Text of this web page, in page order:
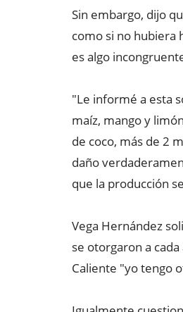
Sin embargo, dijo
como si no hubiera
es algo
"Le informé a esta
maíz, mango y
de coco, más de 2
daño
que la producción
Vega Hernández
se otorgaron a
Caliente "yo tengo